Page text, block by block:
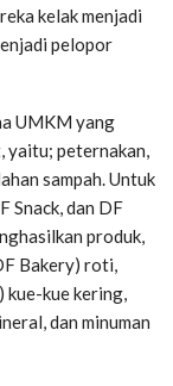
kelak menjadi
pelopor
UMKM yang
yaitu; peternakan,
sampah. Untuk
Snack, dan DF
produk,
Bakery) roti,
kue-kue kering,
dan minuman